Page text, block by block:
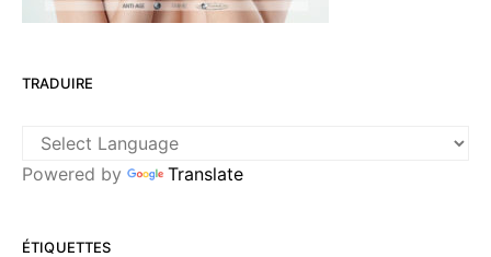
TRADUIRE
Powered by Translate
ÉTIQUETTES